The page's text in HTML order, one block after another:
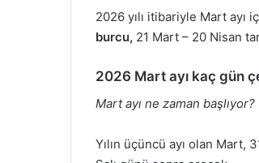
2026 yılı itibariyle Mart ayı
burcu, 21 Mart – 20 Nisan
2026 Mart ayı kaç gün
Mart ayı ne zaman başlıyor?
Yılın üçüncü ayı olan Mart,